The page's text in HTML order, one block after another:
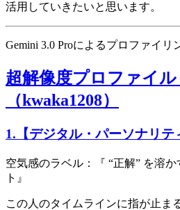
活用していきたいと思います。
Gemini 3.0 Proによるプロファイリ
超解像度プロファイ
（kwaka1208）
1.【デジタル・パーソナリテ
空気感のラベル：『 “正解” を溶
ト』
この人のタイムラインに指が止ま